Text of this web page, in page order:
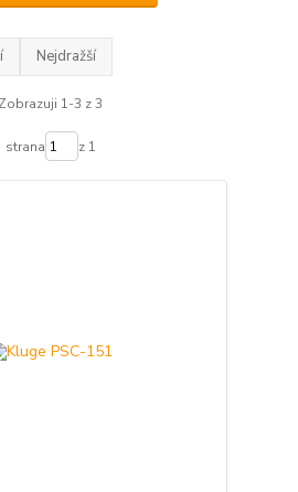
Nejdražší
Zobrazuji 1-3 z 3
strana z 1